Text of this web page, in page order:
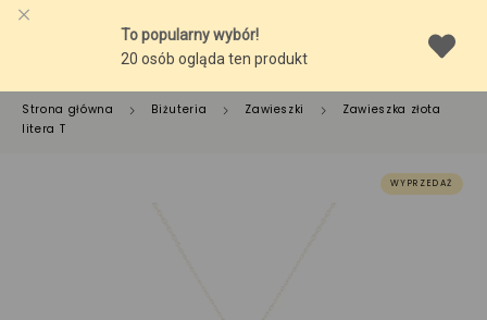
Strona główna Biżuteria Zawieszki
Zawieszka złota
litera T
WYPRZEDAŻ